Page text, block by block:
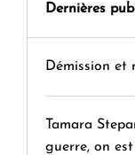
Dernières
Démission et
Tamara
guerre, on